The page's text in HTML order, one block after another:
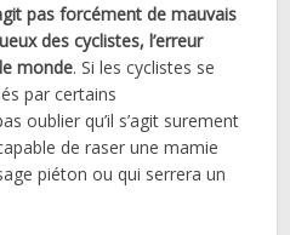
pas forcément de mauvais
des cyclistes, l’erreur
monde. Si les cyclistes se
par certains
oublier qu’il s’agit surement
de raser une mamie
piéton ou qui serrera un